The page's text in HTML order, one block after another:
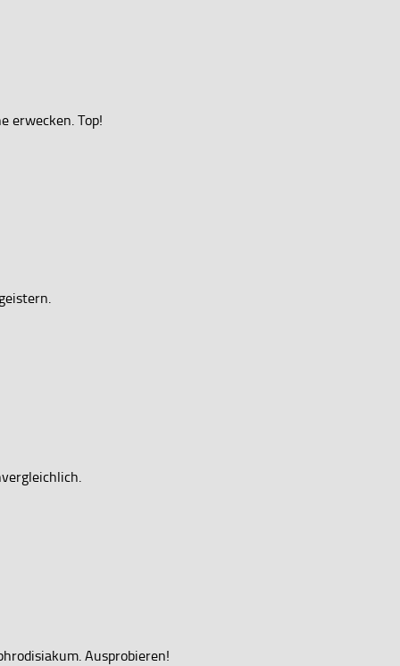
erwecken. Top!
Ausprobieren!